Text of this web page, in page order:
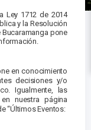
Ley 1712 de 2014
y la Resolución
Bucaramanga pone
en conocimiento
decisiones y/o
Igualmente, las
en nuestra página
“Últimos Eventos: